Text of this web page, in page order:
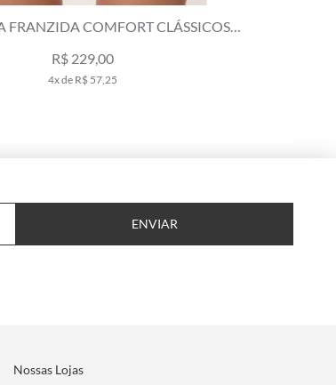
FRANZIDA COMFORT CLÁSSICOS
R$ 239,00
4x de R$ 59,75
ENVIAR
Nossas Lojas